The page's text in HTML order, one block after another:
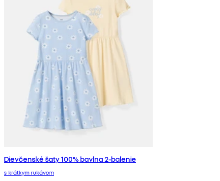
Dievčenské šaty 100% bavlna 2-balenie
s krátkym rukávom